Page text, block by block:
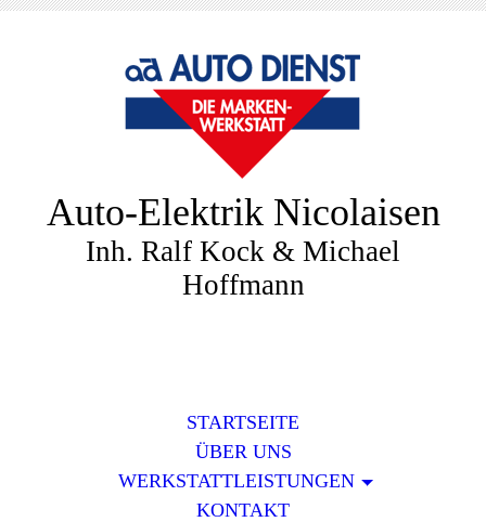
Auto-Elektrik Nicolaisen
Inh. Ralf Kock & Michael
Hoffmann
STARTSEITE
ÜBER UNS
WERKSTATTLEISTUNGEN
KONTAKT